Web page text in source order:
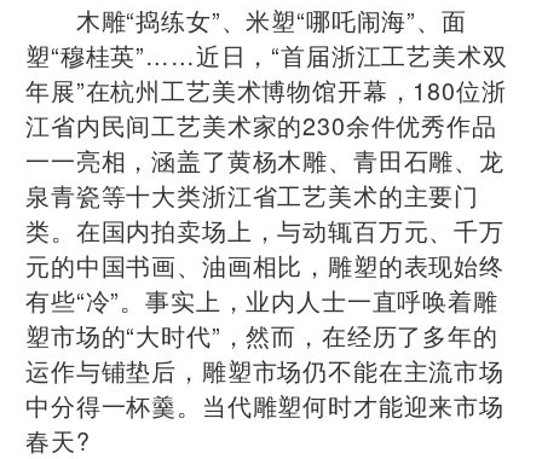
木雕“捣练女”、米塑“哪吒闹海”、面
塑“穆桂英”……近日，“首届浙江工艺美术双
年展”在杭州工艺美术博物馆开幕，180位浙
江省内民间工艺美术家的230余件优秀作品
一一亮相，涵盖了黄杨木雕、青田石雕、龙
泉青瓷等十大类浙江省工艺美术的主要门
类。在国内拍卖场上，与动辄百万元、千万
元的中国书画、油画相比，雕塑的表现始终
有些“冷”。事实上，业内人士一直呼唤着雕
塑市场的“大时代”，然而，在经历了多年的
运作与铺垫后，雕塑市场仍不能在主流市场
中分得一杯羹。当代雕塑何时才能迎来市场
春天?